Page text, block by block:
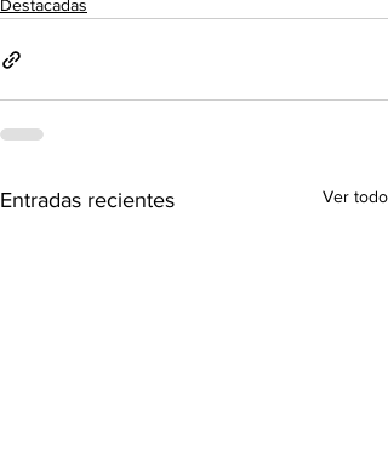
Destacadas
Entradas recientes Ver todo